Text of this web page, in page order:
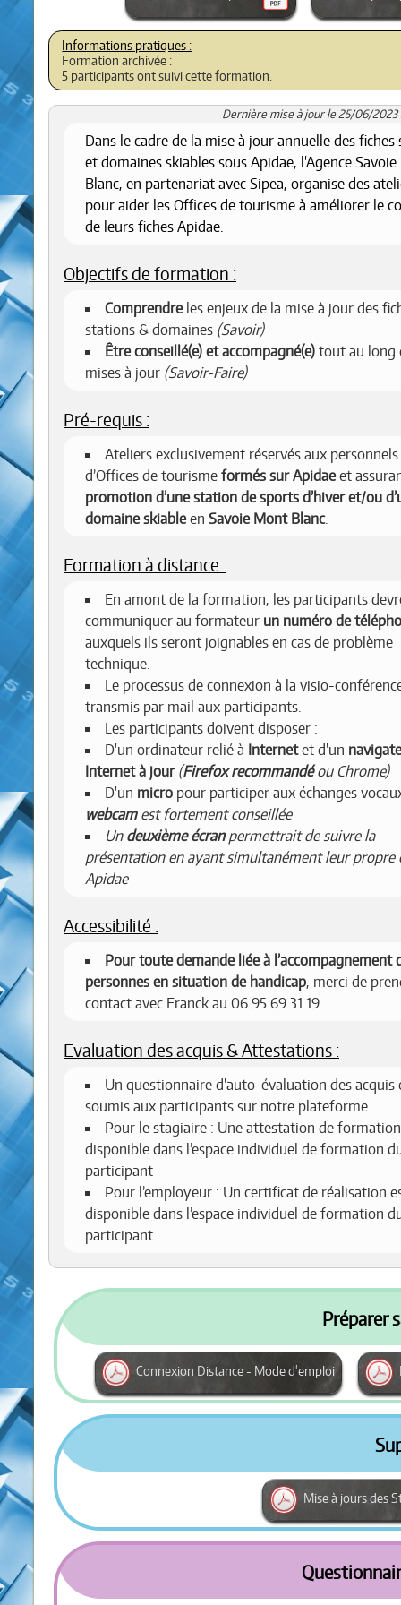
Formation archivée :
5 participants ont suivi cette formation.
Dernière mise à jour le 25/06/2023
Dans le cadre de la mise à jour annuelle des
et domaines skiables sous Apidae, l'Agence
Blanc, en partenariat avec Sipea, organise des
pour aider les Offices de tourisme à améliorer le
de leurs fiches Apidae.
Objectifs de formation :
Comprendreles enjeux de la mise à jour des
stations & domaines (Savoir)
Être conseillé(e) et accompagné(e) tout au long
mises à jour (Savoir-Faire)
Pré-requis :
Ateliers exclusivement réservés aux personnels
d’Offices de tourisme formés sur Apidaeet
promotion d’une station de sports d’hiver et/ou
domaine skiableen Savoie Mont Blanc.
Formation à distance :
En amont de la formation, les participants
communiquer au formateur un numéro de
auxquels ils seront joignables en cas de problème
technique.
Le processus de connexion à la visio-
transmis par mail aux participants.
Les participants doivent disposer :
D'un ordinateur relié à Internetet d'un
Internet à jour (Firefox recommandéou Chrome)
D'un micro pour participer aux échanges
webcamest fortement conseillée
Un deuxième écranpermettrait de suivre la
présentation en ayant simultanément leur propre
Apidae
Accessibilité :
Pour toute demande liée à l’accompagnement
personnes en situation de handicap, merci de
contact avec Franck au 06 95 69 31 19
Evaluation des acquis & Attestations :
Un questionnaire d'auto-évaluation des acquis
soumis aux participants sur notre plateforme
Pour le stagiaire : Une attestation de
disponible dans l’espace individuel de formation
participant
Pour l’employeur : Un certificat de réalisation
disponible dans l’espace individuel de formation
participant
Préparer
Connexion Distance - Mode d'emploi
Mise à jours des